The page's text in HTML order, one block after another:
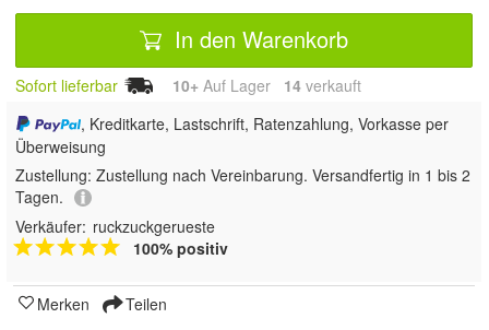
In den Warenkorb
Sofort lieferbar 10+ Auf Lager 14 verkauft
, Kreditkarte, Lastschrift, Ratenzahlung, Vorkasse per
Überweisung
Zustellung: Zustellung nach Vereinbarung. Versandfertig in 1 bis 2
Tagen.
Verkäufer: ruckzuckgerueste
100% positiv
Merken Teilen